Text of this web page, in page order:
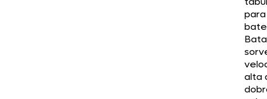
alta